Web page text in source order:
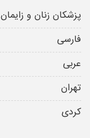
پزشکان زنان و زایمان
فارسی
عربی
تهران
کردی